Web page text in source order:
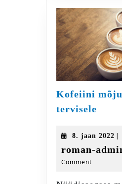
Kofeiini mõju
tervisele
8. jaan 20228.|
roman-
Comment